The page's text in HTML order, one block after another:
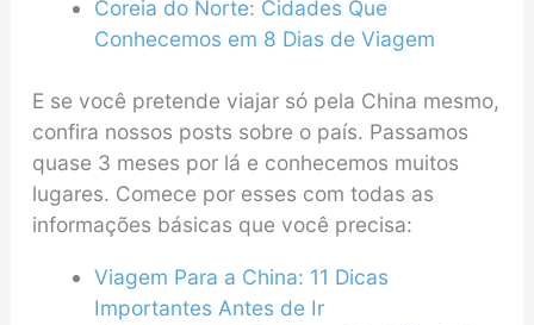
Coreia do Norte: Cidades Que
Conhecemos em 8 Dias de Viagem
E se você pretende viajar só pela China mesmo,
confira nossos posts sobre o país. Passamos
quase 3 meses por lá e conhecemos muitos
lugares. Comece por esses com todas as
informações básicas que você precisa:
Viagem Para a China: 11 Dicas
Importantes Antes de Ir